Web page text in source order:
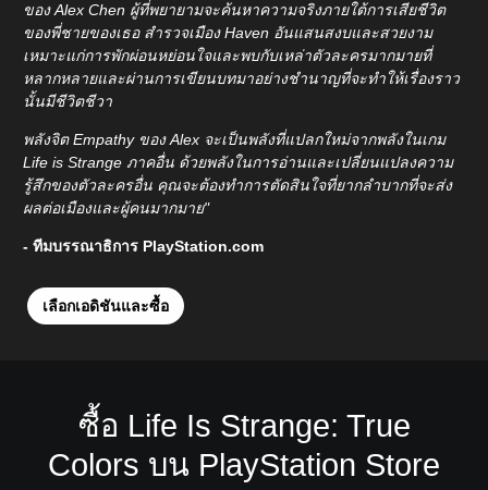
ของ Alex Chen ผู้ที่พยายามจะค้นหาความจริงภายใต้การเสียชีวิต
ของพี่ชายของเธอ สำรวจเมือง Haven อันแสนสงบและสวยงาม
เหมาะแก่การพักผ่อนหย่อนใจและพบกับเหล่าตัวละครมากมายที่
หลากหลายและผ่านการเขียนบทมาอย่างชำนาญที่จะทำให้เรื่องราว
นั้นมีชีวิตชีวา
พลังจิต Empathy ของ Alex จะเป็นพลังที่แปลกใหม่จากพลังในเกม
Life is Strange ภาคอื่น ด้วยพลังในการอ่านและเปลี่ยนแปลงความ
รู้สึกของตัวละครอื่น คุณจะต้องทำการตัดสินใจที่ยากลำบากที่จะส่ง
ผลต่อเมืองและผู้คนมากมาย"
- ทีมบรรณาธิการ PlayStation.com
เลือกเอดิชันและซื้อ
ซื้อ Life Is Strange: True
Colors บน PlayStation Store